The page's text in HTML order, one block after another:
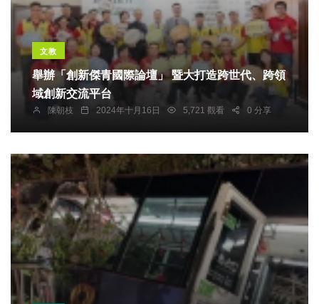
文教
舉辦「創新傑青國際論壇」 暨大打造跨世代、跨領
域創新交流平台
陳朝枝 2024年十月16日 5,721 觀看 0 分享